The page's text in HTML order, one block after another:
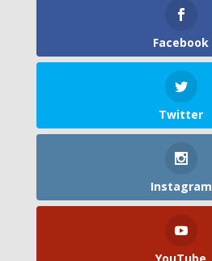
Facebook
Twitter
Instagram